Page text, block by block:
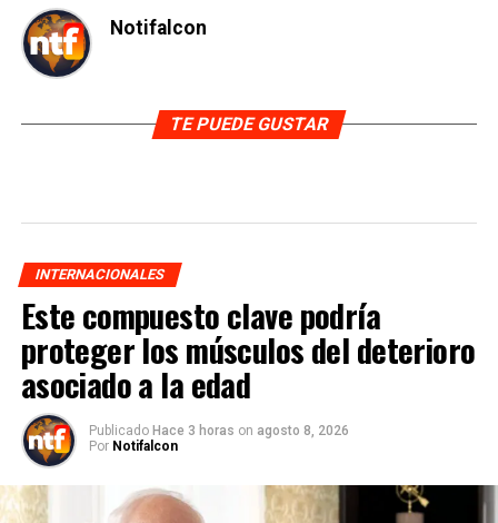
Notifalcon
TE PUEDE GUSTAR
INTERNACIONALES
Este compuesto clave podría
proteger los músculos del deterioro
asociado a la edad
Publicado Hace 3 horas on agosto 8, 2026
Por Notifalcon